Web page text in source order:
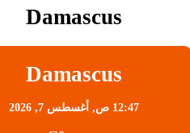
Damascus
Damascus
12:47 ص, أغسطس 7, 2026